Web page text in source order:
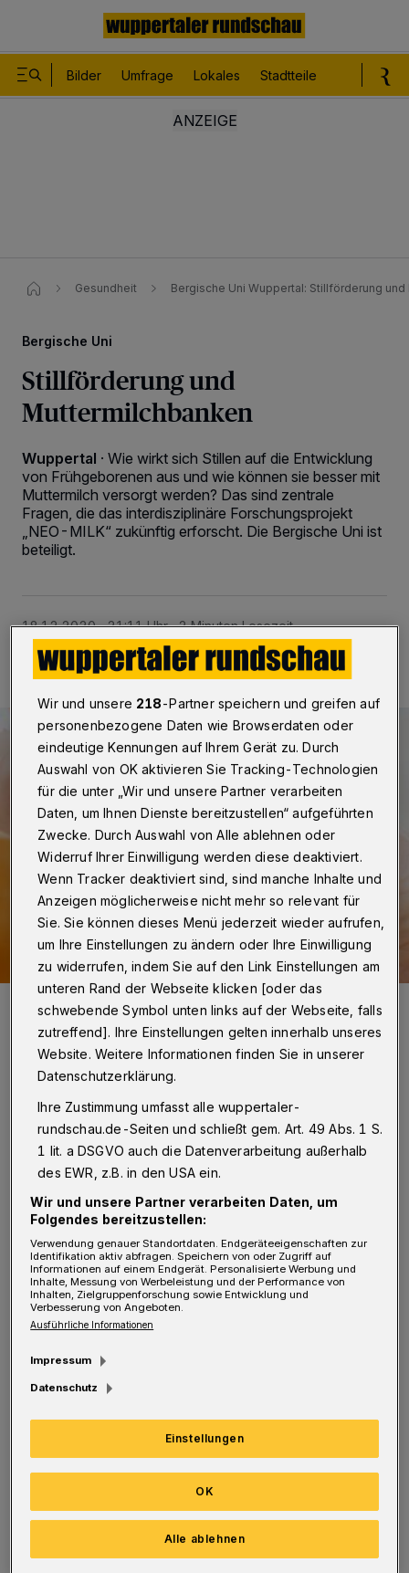
Bilder Umfrage Lokales Stadtteile
Gesundheit Bergische Uni Wuppertal: Stillförderung
Bergische Uni
Stillförderung und
Muttermilchbanken
Wuppertal · Wie wirkt sich Stillen auf die Entwicklung
von Frühgeborenen aus und wie können sie besser mit
Muttermilch versorgt werden? Das sind zentrale
Fragen, die das interdisziplinäre Forschungsprojekt
„NEO-MILK“ zukünftig erforscht. Die Bergische Uni ist
beteiligt.
18.12.2020 , 21:11 Uhr 2 Minuten Lesezeit
Z iele sind unter anderem die Entwicklung
eines Stillförderungskonzepts sowie eine
wissenschaftlich fundierte Erarbeitung von
Bewertungskriterien zur Etablierung von
Muttermilchbanken.
Der Lehrstuhl für Versorgungsforschung und
Gesundheitsökonomische Evaluation an der
Bergischen Uni ist unter der Leitung von Prof.
Dr. Juliane Köberlein-Neu federführend
Evaluation der geplanten Maßnahmen. Das
Projekt startet zum 1. Januar 2021 und wird für
vier Jahre mit insgesamt rund 4,7 Millionen
Euro aus dem Innovationsfonds der
Bundesregierung gefördert. Konsortialführerin
Wir und unsere 218-Partner speichern und greifen auf
personenbezogene Daten wie Browserdaten oder
eindeutige Kennungen auf Ihrem Gerät zu. Durch
Auswahl von OK aktivieren Sie Tracking-Technologien
für die unter „Wir und unsere Partner verarbeiten
Daten, um Ihnen Dienste bereitzustellen“ aufgeführten
Zwecke. Durch Auswahl von Alle ablehnen oder
Widerruf Ihrer Einwilligung werden diese deaktiviert.
Wenn Tracker deaktiviert sind, sind manche Inhalte und
Anzeigen möglicherweise nicht mehr so relevant für
Sie. Sie können dieses Menü jederzeit wieder aufrufen,
um Ihre Einstellungen zu ändern oder Ihre Einwilligung
zu widerrufen, indem Sie auf den Link Einstellungen am
unteren Rand der Webseite klicken [oder das
schwebende Symbol unten links auf der Webseite, falls
zutreffend]. Ihre Einstellungen gelten innerhalb unseres
Website. Weitere Informationen finden Sie in unserer
Datenschutzerklärung.
Ihre Zustimmung umfasst alle wuppertaler-
rundschau.de-Seiten und schließt gem. Art. 49 Abs. 1 S.
1 lit. a DSGVO auch die Datenverarbeitung außerhalb
des EWR, z.B. in den USA ein.
Wir und unsere Partner verarbeiten Daten, um
Folgendes bereitzustellen:
Verwendung genauer Standortdaten. Endgeräteeigenschaften zur
Identifikation aktiv abfragen. Speichern von oder Zugriff auf
Informationen auf einem Endgerät. Personalisierte Werbung und
Inhalte, Messung von Werbeleistung und der Performance von
Inhalten, Zielgruppenforschung sowie Entwicklung und
Verbesserung von Angeboten.
Ausführliche Informationen
Impressum
Datenschutz
Einstellungen
Alle ablehnen
OK